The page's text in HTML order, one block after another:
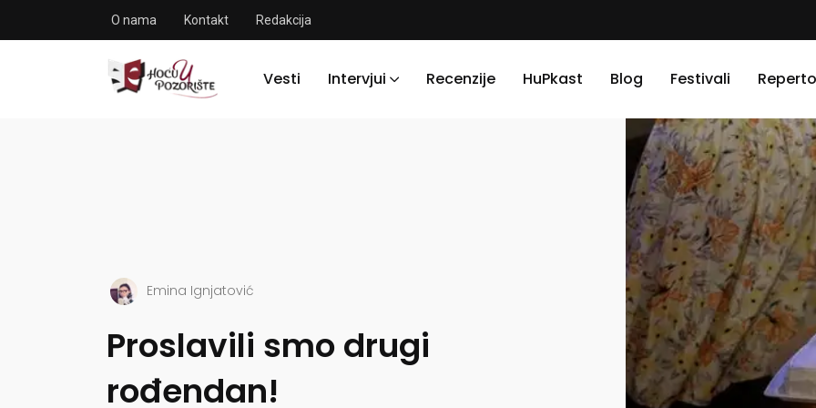
O nama Kontakt Redakcija
Vesti Intervjui Recenzije HuPkast Blog Festivali
Emina Ignjatović
Proslavili smo drugi
rođendan!